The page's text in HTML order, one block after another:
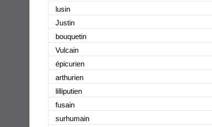
lusin
Justin
bouquetin
Vulcain
épicurien
arthurien
lilliputien
fusain
surhumain